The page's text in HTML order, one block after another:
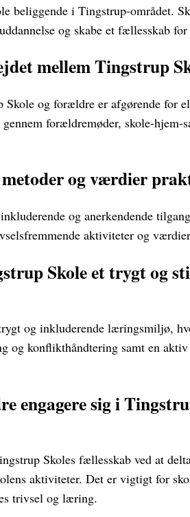
beliggende i Tingstrup-området.
og skabe et fællesskab
mellem Tingstrup
Skole og forældre er afgørende for
forældremøder, skole-hjem-
og værdier
og anerkendende
aktiviteter og
Skole et trygt og
og inkluderende læringsmiljø,
og konflikthåndtering samt en
engagere sig i
Skoles fællesskab ved at
aktiviteter. Det er vigtigt for
trivsel og læring.